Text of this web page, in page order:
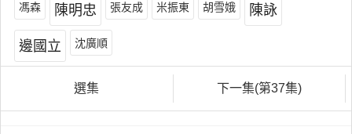
馮森 陳明忠 張友成 米振東 胡雪娥 陳詠
邊國立 沈廣順
選集 下一集(第37集)